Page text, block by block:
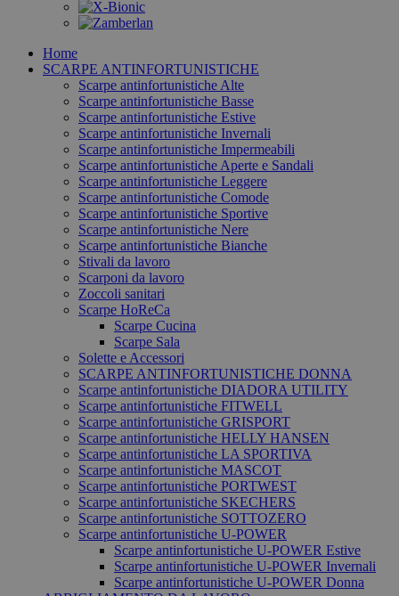
Home
SCARPE ANTINFORTUNISTICHE
Scarpe antinfortunistiche Alte
Scarpe antinfortunistiche Basse
Scarpe antinfortunistiche Estive
Scarpe antinfortunistiche Invernali
Scarpe antinfortunistiche Impermeabili
Scarpe antinfortunistiche Aperte e Sandali
Scarpe antinfortunistiche Leggere
Scarpe antinfortunistiche Comode
Scarpe antinfortunistiche Sportive
Scarpe antinfortunistiche Nere
Scarpe antinfortunistiche Bianche
Stivali da lavoro
Scarponi da lavoro
Zoccoli sanitari
Scarpe HoReCa
Scarpe Cucina
Scarpe Sala
Solette e Accessori
SCARPE ANTINFORTUNISTICHE DONNA
Scarpe antinfortunistiche DIADORA UTILITY
Scarpe antinfortunistiche FITWELL
Scarpe antinfortunistiche GRISPORT
Scarpe antinfortunistiche HELLY HANSEN
Scarpe antinfortunistiche LA SPORTIVA
Scarpe antinfortunistiche MASCOT
Scarpe antinfortunistiche PORTWEST
Scarpe antinfortunistiche SKECHERS
Scarpe antinfortunistiche SOTTOZERO
Scarpe antinfortunistiche U-POWER
Scarpe antinfortunistiche U-POWER Estive
Scarpe antinfortunistiche U-POWER Invernali
Scarpe antinfortunistiche U-POWER Donna